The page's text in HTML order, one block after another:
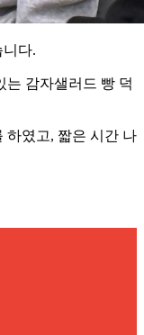
다.
는 감자샐러드 빵 덕
하였고, 짧은 시간 나